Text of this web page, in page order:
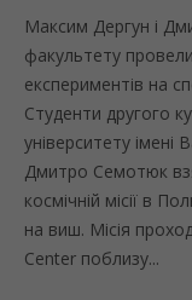
Максим Дергун і
факультету
експериментів на
Студенти другого
університету
Дмитро Семотюк
космічній місії в
на виш. Місія
Center поблизу...